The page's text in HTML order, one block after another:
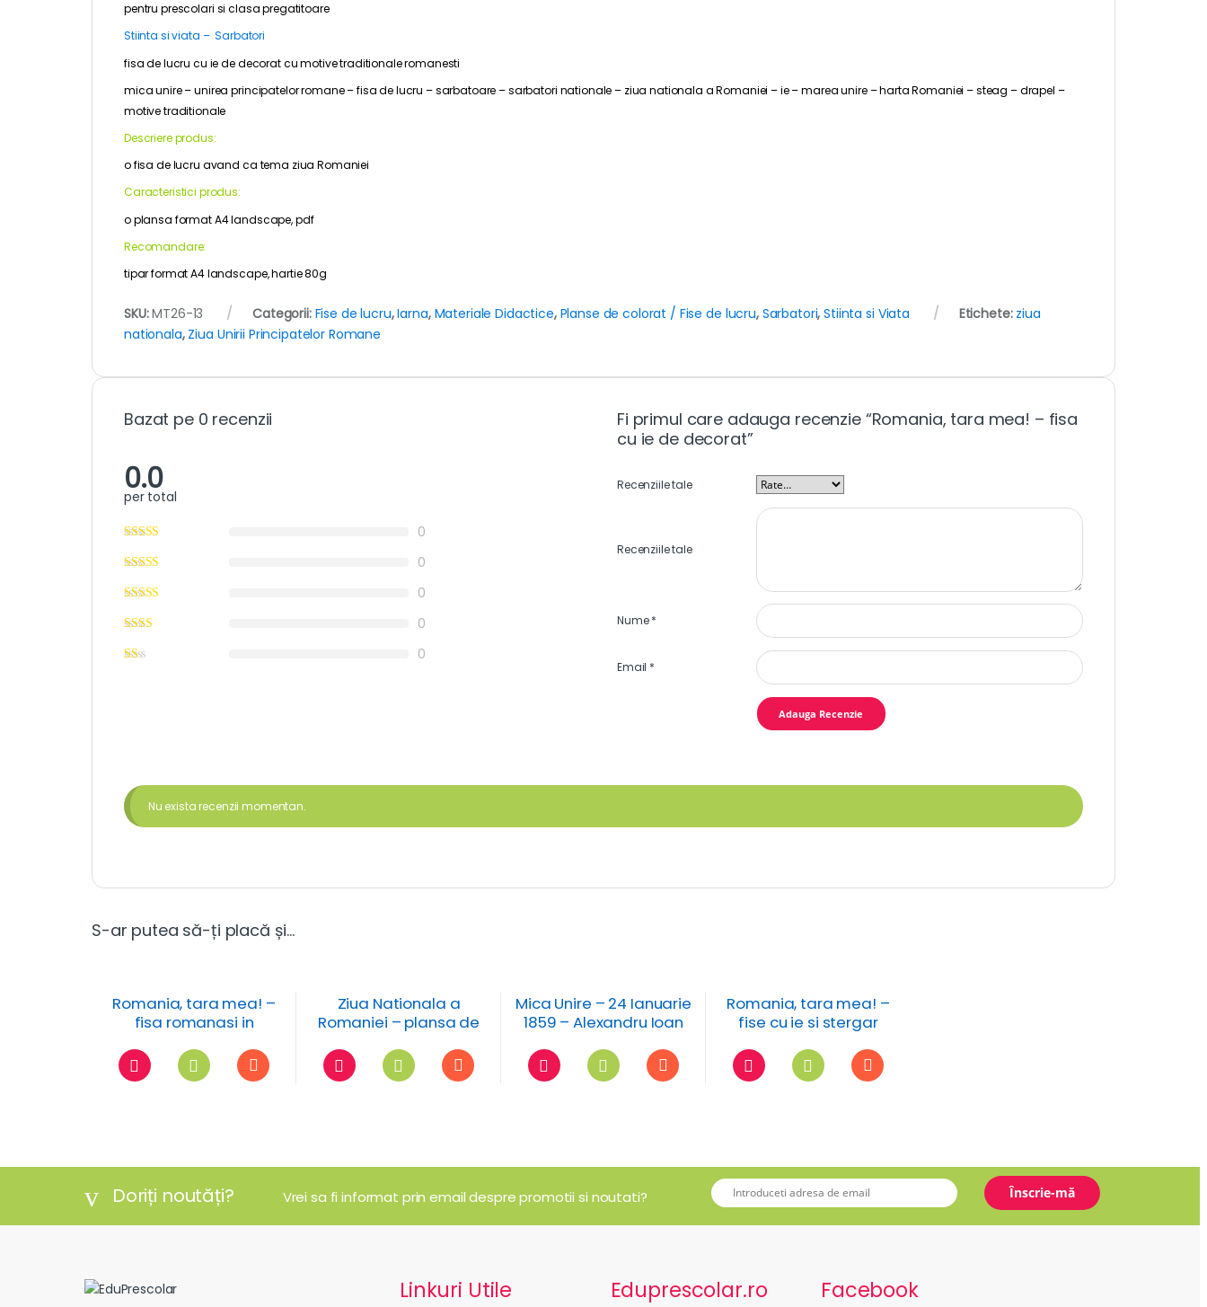
pentru prescolari si clasa pregatitoare
Stiinta si viata – Sarbatori
fisa de lucru cu ie de decorat cu motive traditionale romanesti
mica unire – unirea principatelor romane – fisa de lucru – sarbatoare – sarbatori nationale – ziua nationala a Romaniei – ie – marea unire – harta Romaniei – steag – drapel –
motive traditionale
Descriere produs:
o fisa de lucru avand ca tema ziua Romaniei
Caracteristici produs:
o plansa format A4 landscape, pdf
Recomandare:
tipar format A4 landscape, hartie 80g
SKU:MT26-13 Categorii: Fise de lucru,Iarna, Materiale Didactice, Planse de colorat / Fise de lucru, Sarbatori,Stiinta si Viata Etichete: ziua
nationala, Ziua Unirii Principatelor Romane
Bazat pe 0 recenzii
0.0
per total
0
0
0
0
0
Fi primul care adauga recenzie “Romania, tara mea! – fisa
cu ie de decorat”
Recenziile tale
Recenziile tale
Nume*
Email *
Nu exista recenzii momentan.
S-ar putea să-ți placă și…
Romania, tara mea! –
fisa romanasi in
Ziua Nationala a
Romaniei – plansa de
Mica Unire – 24 Ianuarie
1859 – Alexandru Ioan
Romania, tara mea! –
fise cu ie si stergar
Doriți noutăți? Vrei sa fi informat prin email despre promotii si noutati?
Linkuri Utile Eduprescolar.ro Facebook